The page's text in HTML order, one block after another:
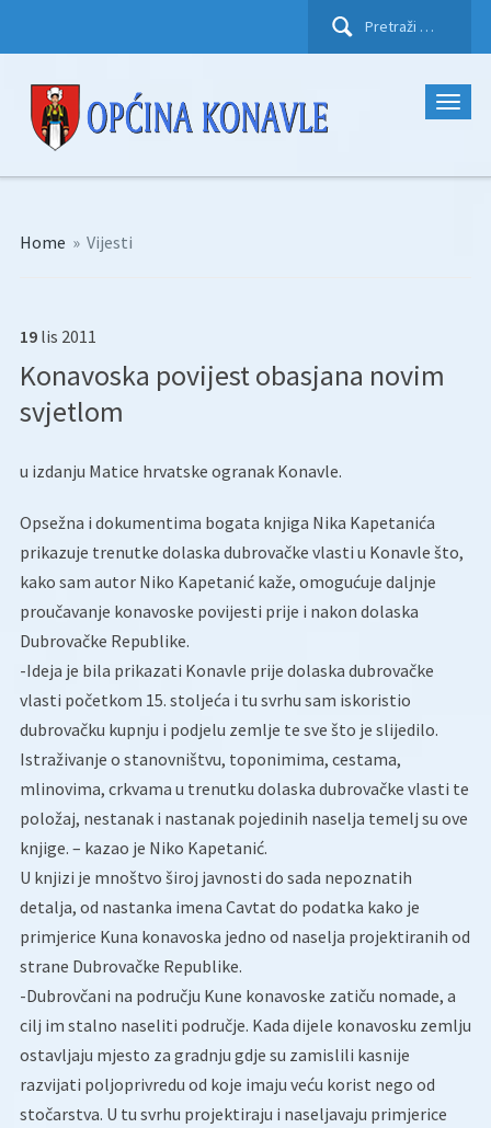
Pretraži:
Home » Vijesti
19 lis 2011
Konavoska povijest obasjana novim
svjetlom
u izdanju Matice hrvatske ogranak Konavle.
Opsežna i dokumentima bogata knjiga Nika Kapetanića
prikazuje trenutke dolaska dubrovačke vlasti u Konavle što,
kako sam autor Niko Kapetanić kaže, omogućuje daljnje
proučavanje konavoske povijesti prije i nakon dolaska
Dubrovačke Republike.
-Ideja je bila prikazati Konavle prije dolaska dubrovačke
vlasti početkom 15. stoljeća i tu svrhu sam iskoristio
dubrovačku kupnju i podjelu zemlje te sve što je slijedilo.
Istraživanje o stanovništvu, toponimima, cestama,
mlinovima, crkvama u trenutku dolaska dubrovačke vlasti te
položaj, nestanak i nastanak pojedinih naselja temelj su ove
knjige. – kazao je Niko Kapetanić.
U knjizi je mnoštvo široj javnosti do sada nepoznatih
detalja, od nastanka imena Cavtat do podatka kako je
primjerice Kuna konavoska jedno od naselja projektiranih od
strane Dubrovačke Republike.
-Dubrovčani na području Kune konavoske zatiču nomade, a
cilj im stalno naseliti područje. Kada dijele konavosku zemlju
ostavljaju mjesto za gradnju gdje su zamislili kasnije
razvijati poljoprivredu od koje imaju veću korist nego od
stočarstva. U tu svrhu projektiraju i naseljavaju primjerice